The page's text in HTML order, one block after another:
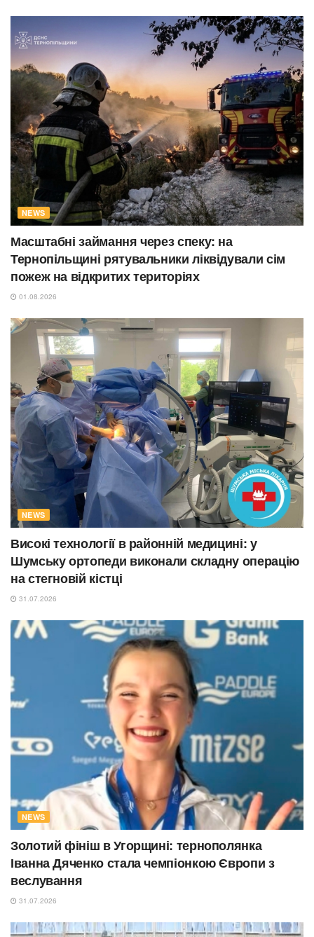
NEWS
Масштабні займання через спеку: на
Тернопільщині рятувальники ліквідували сім
пожеж на відкритих територіях
01.08.2026
NEWS
Високі технології в районній медицині: у
Шумську ортопеди виконали складну операцію
на стегновій кістці
31.07.2026
NEWS
Золотий фініш в Угорщині: тернополянка
Іванна Дяченко стала чемпіонкою Європи з
веслування
31.07.2026